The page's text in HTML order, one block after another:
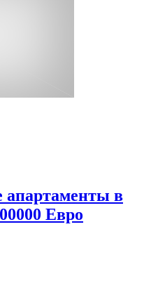
апартаменты в
Евро